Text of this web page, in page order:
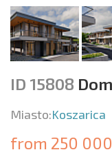
ID 15808
Miasto:Koszarica
from 250